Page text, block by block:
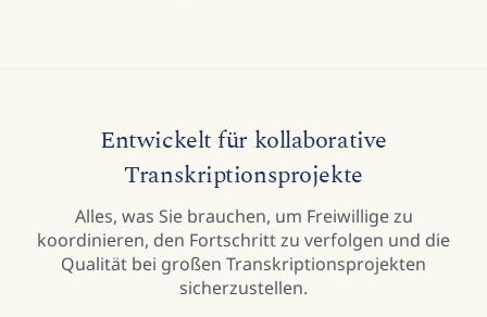
Entwickelt für kollaborative
Transkriptionsprojekte
Alles, was Sie brauchen, um Freiwillige zu
koordinieren, den Fortschritt zu verfolgen und die
Qualität bei großen Transkriptionsprojekten
sicherzustellen.